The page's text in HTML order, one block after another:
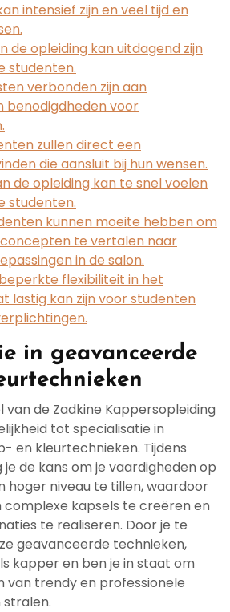
intensief zijn en veel tijd en
de opleiding kan uitdagend zijn
studenten.
verbonden zijn aan
benodigdheden voor
zullen direct een
die aansluit bij hun wensen.
de opleiding kan te snel voelen
studenten.
kunnen moeite hebben om
te vertalen naar
in de salon.
flexibiliteit in het
lastig kan zijn voor studenten
in geavanceerde
van de Zadkine Kappersopleiding
tot specialisatie in
en kleurtechnieken. Tijdens
je de kans om je vaardigheden op
hoger niveau te tillen, waardoor
kapsels te creëren en
te realiseren. Door je te
geavanceerde technieken,
kapper en ben je in staat om
van trendy en professionele
stralen.